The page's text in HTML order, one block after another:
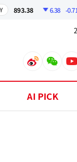
893.38 6.38 -0.71%
weiboweixin
AI PICK